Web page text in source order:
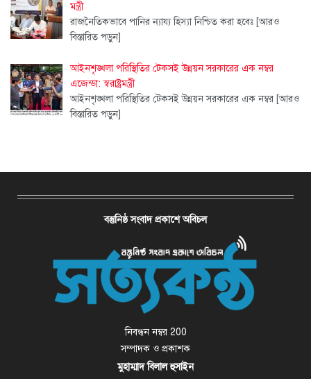
মন্ত্রী ‎
‎রাজনৈতিকভাবে পানির ন্যায্য হিস্যা নিশ্চিত করা হবেঃ [আরও
বিস্তারিত পড়ুন]
আইনশৃঙ্খলা পরিস্থিতির টেকসই উন্নয়ন সরকারের এক নম্বর
এজেন্ডা: স্বরাষ্ট্রমন্ত্রী
আইনশৃঙ্খলা পরিস্থিতির টেকসই উন্নয়ন সরকারের এক নম্বর [আরও
বিস্তারিত পড়ুন]
বস্তুনিষ্ঠ সংবাদ প্রকাশে অবিচল
নিবন্ধন নম্বর 200
সম্পাদক ও প্রকাশক
মুহাম্মাদ বিলাল হুসাইন